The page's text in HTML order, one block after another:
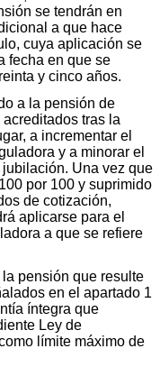
se tendrán en
a que hace
cuya aplicación se
fecha en que se
y cinco años.
a la pensión de
tras la
a incrementar el
y a minorar el
Una vez que
por 100 y suprimido
de cotización,
aplicarse para el
a que se refiere
pensión que resulte
en el apartado 1
íntegra que
Ley de
límite máximo de